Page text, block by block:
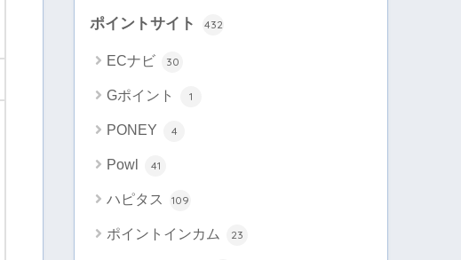
ポイントサイト 432
ECナビ 30
Gポイント 1
PONEY 4
Powl 41
ハピタス 109
ポイントインカム 23